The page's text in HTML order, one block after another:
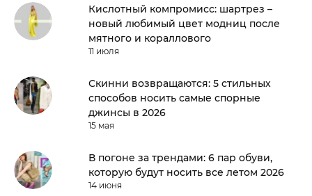
Кислотный компромисс: шартрез –
новый любимый цвет модниц после
мятного и кораллового
11 июля
Скинни возвращаются: 5 стильных
способов носить самые спорные
джинсы в 2026
15 мая
В погоне за трендами: 6 пар обуви,
которую будут носить все летом 2026
14 июня